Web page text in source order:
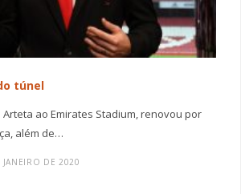
túnel
Arteta ao Emirates Stadium, renovou por
além de…
JANEIRO DE 2020